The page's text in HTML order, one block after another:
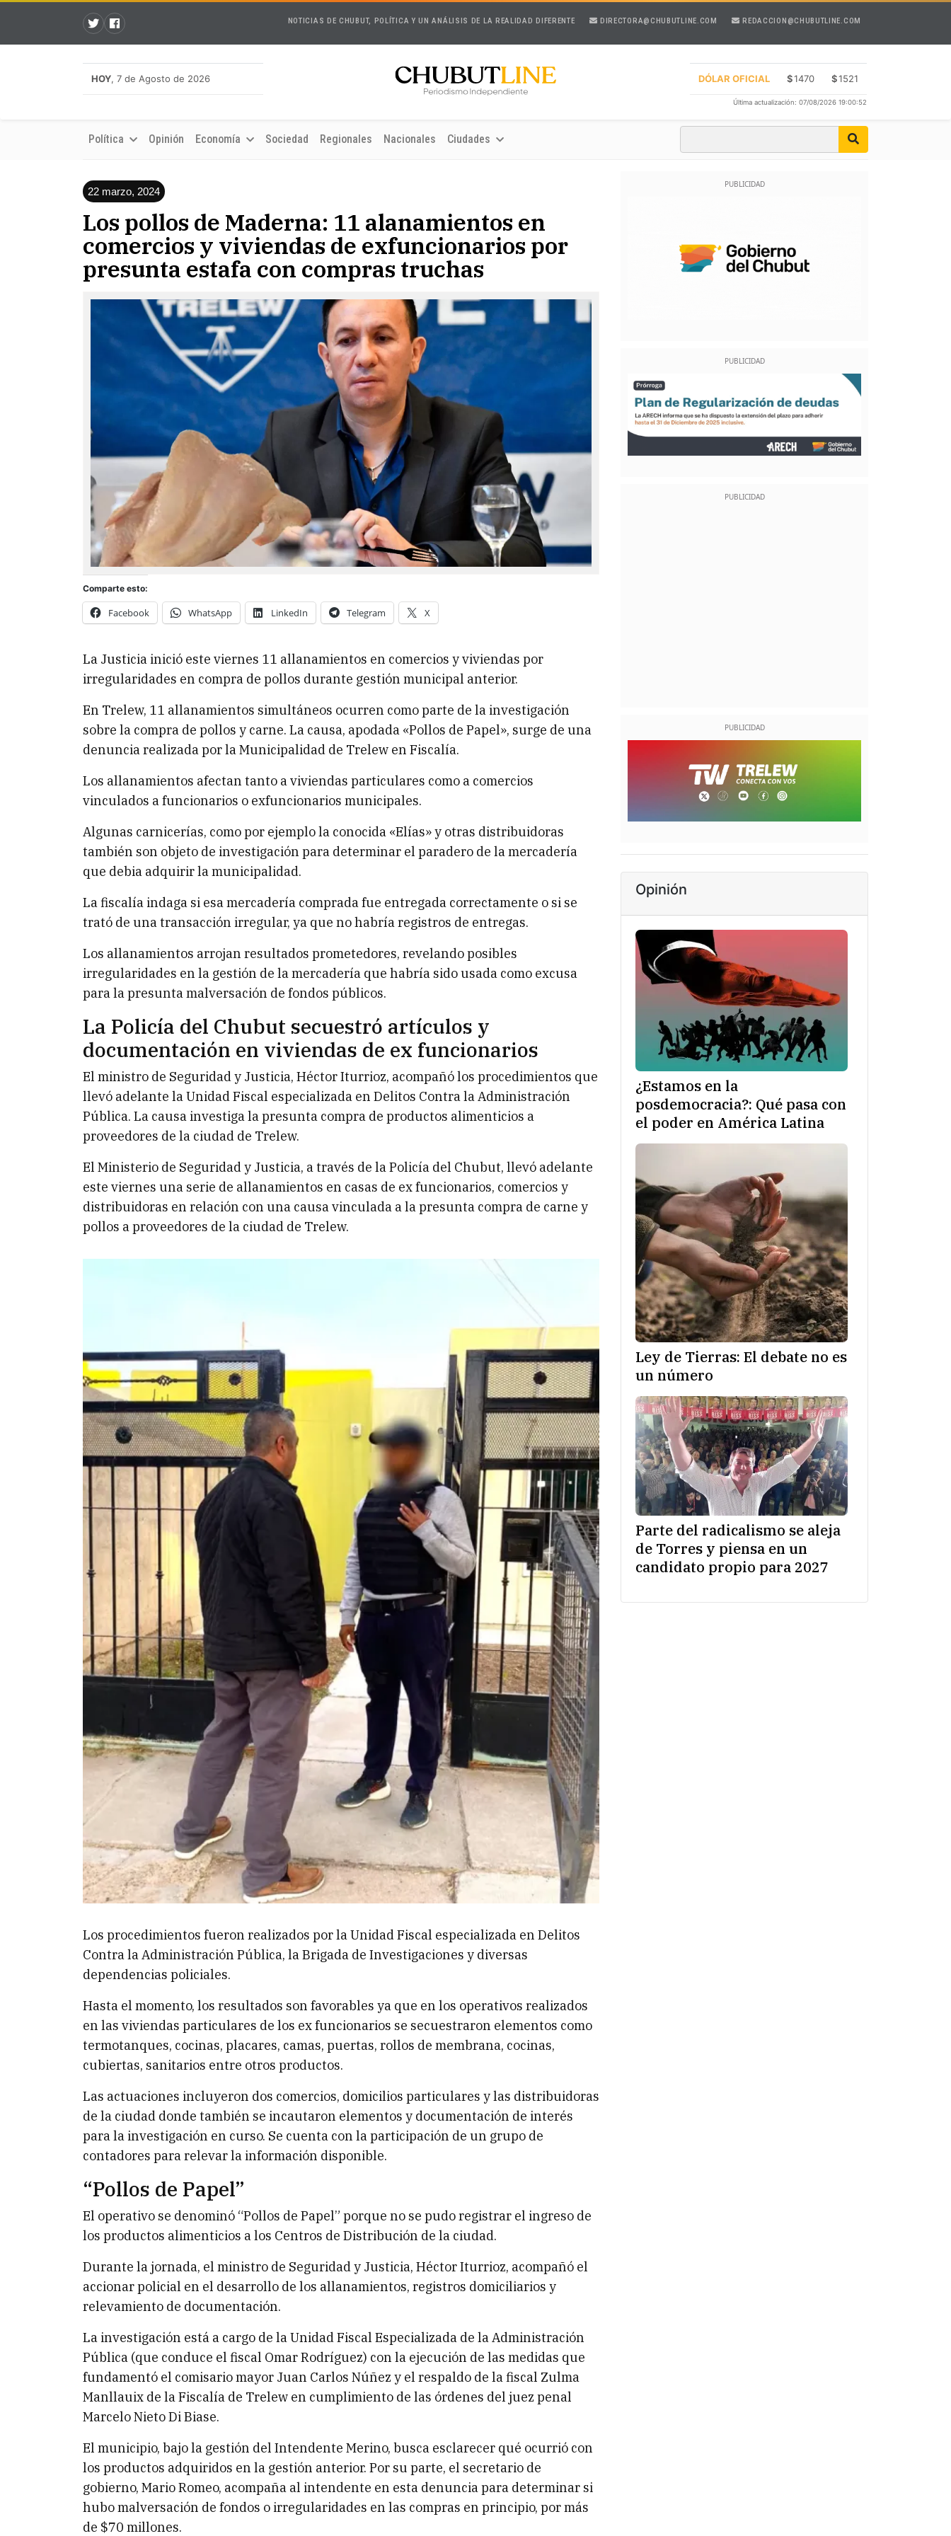
NOTICIAS DE CHUBUT, POLÍTICA Y UN ANÁLISIS DE LA REALIDAD DIFERENTE DIRECTORA@CHUBUTLINE.COM REDACCION@CHUBUTLINE.COM
HOY, 7 de Agosto de 2026 DÓLAR OFICIAL $1470 $1521
Última actualización: 07/08/2026 19:00:52
Política Opinión Economía Sociedad Regionales Nacionales Ciudades
22 marzo, 2024
Los pollos de Maderna: 11 alanamientos en
comercios y viviendas de exfuncionarios por
presunta estafa con compras truchas
Comparte esto:
Facebook WhatsApp LinkedIn Telegram X
La Justicia inició este viernes 11 allanamientos en comercios y viviendas por
irregularidades en compra de pollos durante gestión municipal anterior.
En Trelew, 11 allanamientos simultáneos ocurren como parte de la investigación
sobre la compra de pollos y carne. La causa, apodada «Pollos de Papel», surge de una
denuncia realizada por la Municipalidad de Trelew en Fiscalía.
Los allanamientos afectan tanto a viviendas particulares como a comercios
vinculados a funcionarios o exfuncionarios municipales.
Algunas carnicerías, como por ejemplo la conocida «Elías» y otras distribuidoras
también son objeto de investigación para determinar el paradero de la mercadería
que debia adquirir la municipalidad.
La fiscalía indaga si esa mercadería comprada fue entregada correctamente o si se
trató de una transacción irregular, ya que no habría registros de entregas.
Los allanamientos arrojan resultados prometedores, revelando posibles
irregularidades en la gestión de la mercadería que habría sido usada como excusa
para la presunta malversación de fondos públicos.
La Policía del Chubut secuestró artículos y
documentación en viviendas de ex funcionarios
El ministro de Seguridad y Justicia, Héctor Iturrioz, acompañó los procedimientos que
llevó adelante la Unidad Fiscal especializada en Delitos Contra la Administración
Pública. La causa investiga la presunta compra de productos alimenticios a
proveedores de la ciudad de Trelew.
El Ministerio de Seguridad y Justicia, a través de la Policía del Chubut, llevó adelante
este viernes una serie de allanamientos en casas de ex funcionarios, comercios y
distribuidoras en relación con una causa vinculada a la presunta compra de carne y
pollos a proveedores de la ciudad de Trelew.
Los procedimientos fueron realizados por la Unidad Fiscal especializada en Delitos
Contra la Administración Pública, la Brigada de Investigaciones y diversas
dependencias policiales.
Hasta el momento, los resultados son favorables ya que en los operativos realizados
en las viviendas particulares de los ex funcionarios se secuestraron elementos como
termotanques, cocinas, placares, camas, puertas, rollos de membrana, cocinas,
cubiertas, sanitarios entre otros productos.
Las actuaciones incluyeron dos comercios, domicilios particulares y las distribuidoras
de la ciudad donde también se incautaron elementos y documentación de interés
para la investigación en curso. Se cuenta con la participación de un grupo de
contadores para relevar la información disponible.
“Pollos de Papel”
El operativo se denominó “Pollos de Papel” porque no se pudo registrar el ingreso de
los productos alimenticios a los Centros de Distribución de la ciudad.
Durante la jornada, el ministro de Seguridad y Justicia, Héctor Iturrioz, acompañó el
accionar policial en el desarrollo de los allanamientos, registros domiciliarios y
relevamiento de documentación.
La investigación está a cargo de la Unidad Fiscal Especializada de la Administración
Pública (que conduce el fiscal Omar Rodríguez) con la ejecución de las medidas que
fundamentó el comisario mayor Juan Carlos Núñez y el respaldo de la fiscal Zulma
Manllauix de la Fiscalía de Trelew en cumplimiento de las órdenes del juez penal
Marcelo Nieto Di Biase.
El municipio, bajo la gestión del Intendente Merino, busca esclarecer qué ocurrió con
los productos adquiridos en la gestión anterior. Por su parte, el secretario de
gobierno, Mario Romeo, acompaña al intendente en esta denuncia para determinar si
hubo malversación de fondos o irregularidades en las compras en principio, por más
de $70 millones.
Opinión
¿Estamos en la
posdemocracia?: Qué pasa con
el poder en América Latina
Ley de Tierras: El debate no es
un número
Parte del radicalismo se aleja
de Torres y piensa en un
candidato propio para 2027